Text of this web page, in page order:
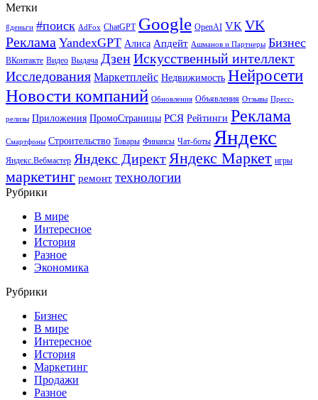
Метки
#деньги #поиск AdFox ChatGPT Google OpenAI VK VK
Реклама YandexGPT Алиса Апдейт Ашманов и Партнеры Бизнес
ВКонтакте Видео Выдача ДзенИскусственный интеллект
Исследования Маркетплейс Недвижимость Нейросети
Новости компаний Обновления Объявления Отзывы Пресс-
релизы Приложения ПромоСтраницы РСЯ Рейтинги Реклама
Смартфоны Строительство Товары Финансы Чат-боты Яндекс
Яндекс.Вебмастер Яндекс Директ Яндекс Маркет игры
маркетинг ремонт технологии
Рубрики
В мире
Интересное
История
Разное
Экономика
Рубрики
Бизнес
В мире
Интересное
История
Маркетинг
Продажи
Разное